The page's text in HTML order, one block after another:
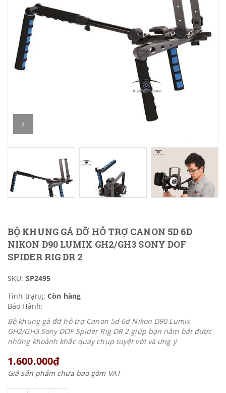
BỘ KHUNG GÁ ĐỠ HỖ TRỢ CANON 5D 6D
NIKON D90 LUMIX GH2/GH3 SONY DOF
SPIDER RIG DR 2
SKU: SP2495
Tình trạng: Còn hàng
Bảo Hành:
Bộ khung gá đỡ hỗ trợ Canon 5d 6d Nikon D90 Lumix
GH2/GH3 Sony DOF Spider Rig DR 2 giúp bạn nắm bắt được
những khoảnh khắc quay chụp tuyệt vời và ưng ý
1.600.000₫
Giá sản phẩm chưa bao gồm VAT